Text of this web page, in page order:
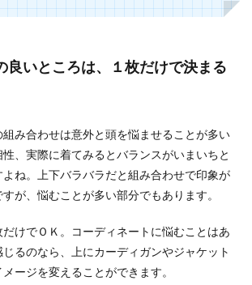
自分に取り入れたいと思っても、その名前がわか
男性へプレゼントとしてマフラーを贈りたいと考
えたとき、どんな物を選んだらいいのかわからな
いという人も...
服の上からでもOK？胸囲の測り方や女
性の下着選びについて
良いところは、１枚だけで決まる
組み合わせは意外と頭を悩ませることが多い
、実際に着てみるとバランスがいまいちと
ね。上下バラバラだと組み合わせで印象が
が、悩むことが多い部分でもあります。
けでＯＫ。コーディネートに悩むことはあ
じるのなら、上にカーディガンやジャケット
ージを変えることができます。